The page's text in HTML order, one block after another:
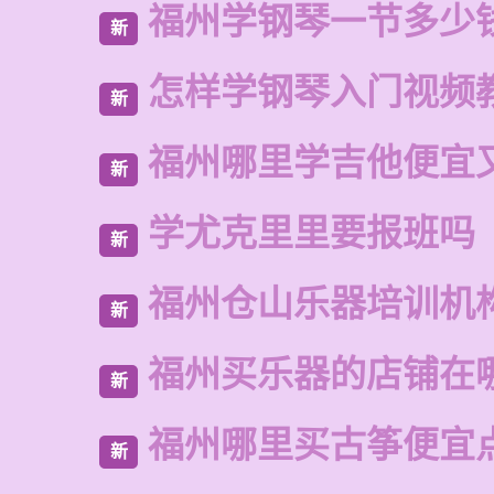
新 福州学钢琴一节多少
新 怎样学钢琴入门视频
新 福州哪里学吉他便宜
新 学尤克里里要报班吗
新 福州仓山乐器培训机
新 福州买乐器的店铺在
新 福州哪里买古筝便宜